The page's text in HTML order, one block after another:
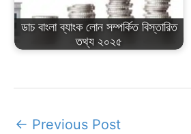
ডাচ বাংলা ব্যাংক লোন সম্পর্কিত বিস্তারিত
তথ্য ২০২৫
← Previous Post